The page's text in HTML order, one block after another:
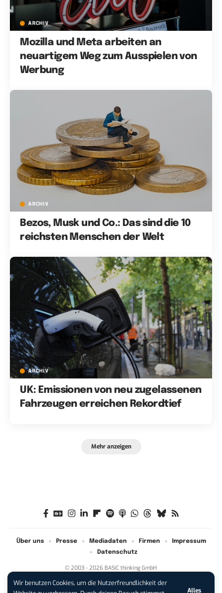
Wir benutzen Cookies, um die Nutzerfreundlichkeit der
Alles
ARCHIV
Mozilla und Meta arbeiten an
neuartigem Weg zum Ausspielen von
Werbung
ARCHIV
Bezos, Musk und Co.: Das sind die 10
reichsten Menschen der Welt
ARCHIV
UK: Emissionen von neu zugelassenen
Fahrzeugen erreichen Rekordtief
Mehr anzeigen
© 2003 - 2026 BASIC thinking GmbH
Über uns Presse Mediadaten Firmen
Impressum
Datenschutz
iPhone 17 Pro sichern:Für 1 € +